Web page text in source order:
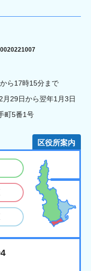
ら17時15分まで
29日から翌年1月3日
町5番1号
区役所案内